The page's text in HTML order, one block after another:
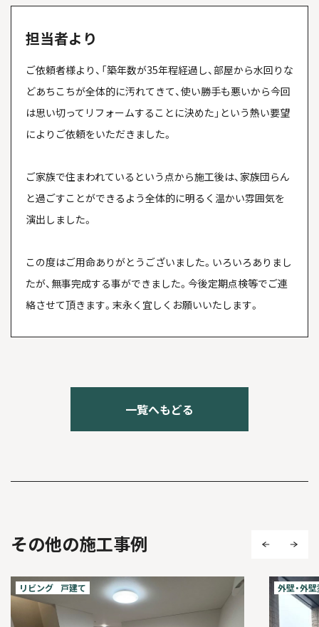
担当者より
ご依頼者様より、「築年数が35年程経過し、部屋から水回りな
どあちこちが全体的に汚れてきて、使い勝手も悪いから今回
は思い切ってリフォームすることに決めた」という熱い要望
によりご依頼をいただきました。
ご家族で住まわれているという点から施工後は、家族団らん
と過ごすことができるよう全体的に明るく温かい雰囲気を
演出しました。
この度はご用命ありがとうございました。いろいろありまし
たが、無事完成する事ができました。今後定期点検等でご連
絡させて頂きます。末永く宜しくお願いいたします。
一覧へもどる
その他の施工事例
リビング 戸建て 外壁・外